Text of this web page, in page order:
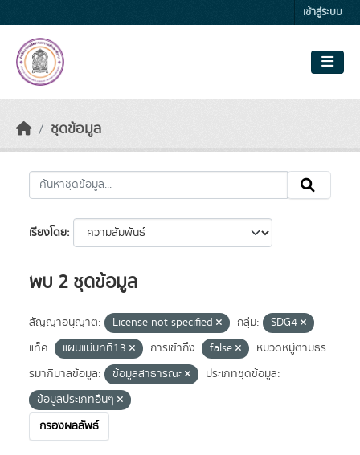
เข้าสู่ระบบ
ชุดข้อมูล
เรียงโดย
พบ 2 ชุดข้อมูล
สัญญาอนุญาต: License not specified กลุ่ม:
SDG4
แท็ค:
แผนแม่บทที่13 การเข้าถึง: false
หมวดหมู่ตามธร
รมาภิบาลข้อมูล:
ข้อมูลสาธารณะ
ประเภทชุดข้อมูล:
ข้อมูลประเภทอื่นๆ
กรองผลลัพธ์